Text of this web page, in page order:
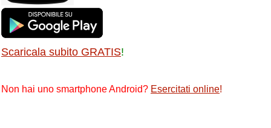
Scaricala subito GRATIS!
Non hai uno smartphone Android? Esercitati online!